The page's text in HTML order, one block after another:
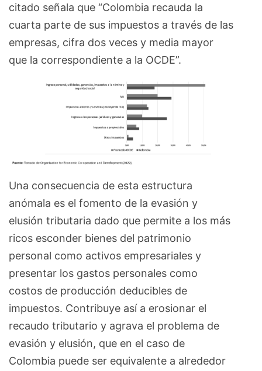
citado señala que “Colombia recauda la
cuarta parte de sus impuestos a través de las
empresas, cifra dos veces y media mayor
que la correspondiente a la OCDE”.
Una consecuencia de esta estructura
anómala es el fomento de la evasión y
elusión tributaria dado que permite a los más
ricos esconder bienes del patrimonio
personal como activos empresariales y
presentar los gastos personales como
costos de producción deducibles de
impuestos. Contribuye así a erosionar el
recaudo tributario y agrava el problema de
evasión y elusión, que en el caso de
Colombia puede ser equivalente a alrededor